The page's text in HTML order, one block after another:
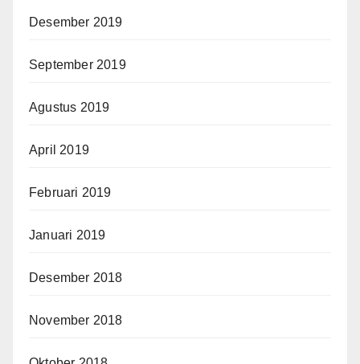
Desember 2019
September 2019
Agustus 2019
April 2019
Februari 2019
Januari 2019
Desember 2018
November 2018